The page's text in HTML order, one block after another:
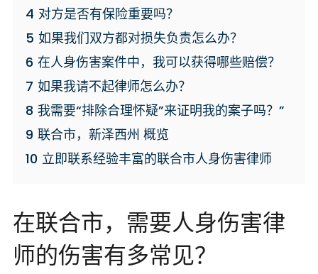
4 对方是否有保险重要吗？
5 如果我们双方都对损失负责怎么办？
6 在人身伤害案件中，我可以获得哪些赔偿？
7 如果我请不起律师怎么办？
8 我需要“排除合理怀疑”来证明我的案子吗？”
9 联合市，新泽西州 概览
10 立即联系经验丰富的联合市人身伤害律师
在联合市，需要人身伤害律
师的伤害有多常见？